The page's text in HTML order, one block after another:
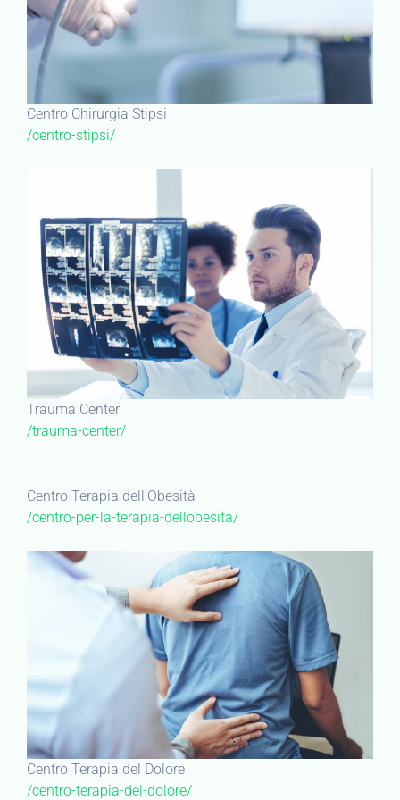
Centro Chirurgia Stipsi
/centro-stipsi/
Trauma Center
/trauma-center/
Centro Terapia dell’Obesità
/centro-per-la-terapia-dellobesita/
Centro Terapia del Dolore
/centro-terapia-del-dolore/